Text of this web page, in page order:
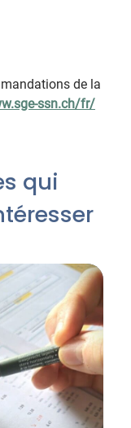
de la
ssn.ch/fr/
qui